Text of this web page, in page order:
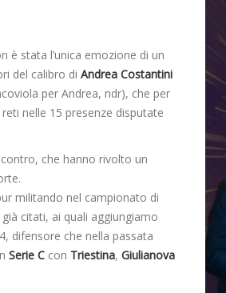
è stata l’unica emozione di un
del calibro di Andrea Costantini
per Andrea, ndr), che per
nelle 15 presenze disputate
che hanno rivolto un
militando nel campionato di
citati, ai quali aggiungiamo
difensore che nella passata
Serie C con Triestina, Giulianova